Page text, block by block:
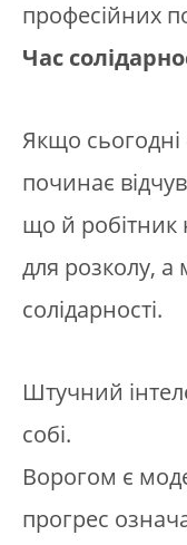
професійних
Час
Якщо сьогодні
починає
що й робітник
для розколу, а
солідарності.
Штучний
собі.
Ворогом є
прогрес